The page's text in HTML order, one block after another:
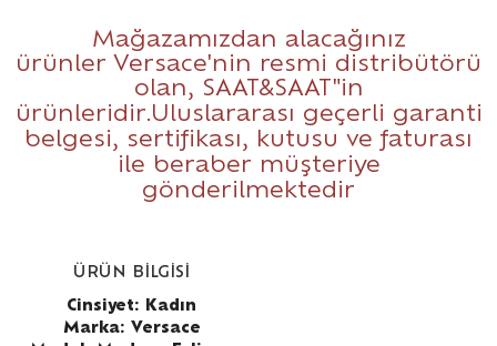
Mağazamızdan alacağınız
ürünler Versace'nin resmi distribütörü
olan, SAAT&SAAT "in
ürünleridir.Uluslararası geçerli garanti
belgesi, sertifikası, kutusu ve faturası
ile beraber müşteriye
gönderilmektedir
ÜRÜN BİLGİSİ
Cinsiyet: Kadın
Marka: Versace